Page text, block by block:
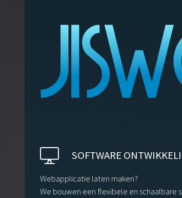
SOFTWARE
Webapplicatie laten maken?
We bouwen een flexibele en schaalbare